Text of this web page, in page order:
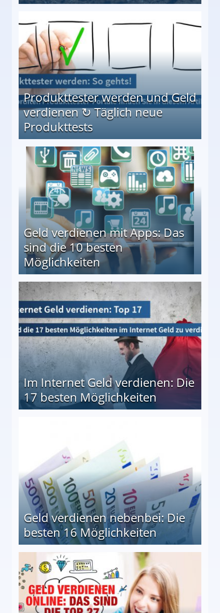
Produkttester werden und Geld
verdienen ↻ Täglich neue
Produkttests
↻ Täglich neue Produkttests
Geld verdienen mit Apps: Das
sind die 10 besten
Möglichkeiten
besten Möglichkeiten
Im Internet Geld verdienen: Die
17 besten Möglichkeiten
Geld verdienen nebenbei: Die
besten 16 Möglichkeiten